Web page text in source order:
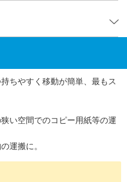
ちやすく移動が簡単、最もス
い空間でのコピー用紙等の運
運搬に。